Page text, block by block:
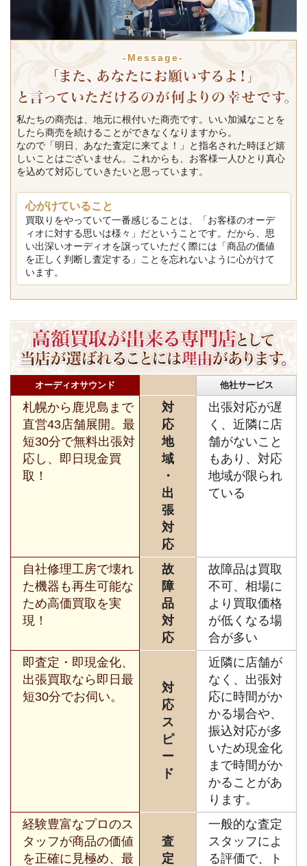
-Message-
私たちの商売は、地元に根付いた商売です。いい加減なことを
したら商売を続けることができなくなりますから。
なので「明日、あなた査定に来てよ！」と指名された時ほど嬉
しいことはございません。これからも、お客様一人ひとり真心
を込めて対応していきたいと思っています。
心がけていること
買取りをやっていて一番感じることは、「お客様のオーデ
ィオに対する思いは様々」だということです。だから、思
い出深いオーディオを譲っていただく際には「商品の価値
を正しく判断し査定する」ことを忘れないように心がけて
います。
オーディオサウンド 他社サービス
札幌から鹿児島まで
直営43店舗展開。最
短30分で無料出張対
応し、即日現金買
取！
対
応
地
域
・
出
張
対
応
出張対応が遅
く、近隣に店
舗がないこと
もあり、対応
地域が限られ
ている
自社修理工房で壊れ
た機器も再生可能な
ため高価買取を実
現！
故
障
品
対
応
故障品は買取
不可、相場に
より買取価格
が低くなる場
合が多い
即査定・即現金化、
出張買取なら即日最
短30分でお伺い。
対
応
ス
ピ
ー
ド
近隣に店舗が
なく、出張対
応に時間がか
かる場合や、
振込対応が多
いため現金化
まで時間がか
かることがあ
ります。
経験豊富なプロのス
タッフが商品の価値
を正確に見極め、最
査
定
一般的な査定
スタッフによ
る評価で、ト